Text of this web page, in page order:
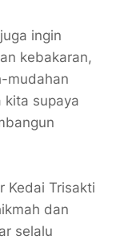
ingin
kebakaran,
mudahan
kita supaya
Kedai Trisakti
dan
selalu